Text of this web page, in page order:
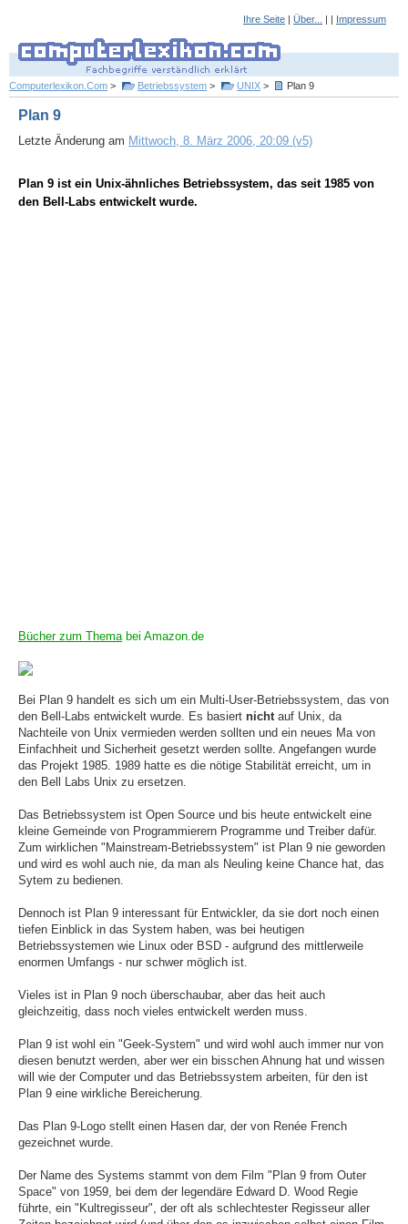
Ihre Seite | Über... | | Impressum
Computerlexikon.Com > Betriebssystem > UNIX > Plan 9
Plan 9
Letzte Änderung am Mittwoch, 8. März 2006, 20:09 (v5)
Plan 9 ist ein Unix-ähnliches Betriebssystem, das seit 1985 von
den Bell-Labs entwickelt wurde.
Bücher zum Themabei Amazon.de
Bei Plan 9 handelt es sich um ein Multi-User-Betriebssystem, das von
den Bell-Labs entwickelt wurde. Es basiert nichtauf Unix, da
Nachteile von Unix vermieden werden sollten und ein neues Ma von
Einfachheit und Sicherheit gesetzt werden sollte. Angefangen wurde
das Projekt 1985. 1989 hatte es die nötige Stabilität erreicht, um in
den Bell Labs Unix zu ersetzen.
Das Betriebssystem ist Open Source und bis heute entwickelt eine
kleine Gemeinde von Programmierern Programme und Treiber dafür.
Zum wirklichen "Mainstream-Betriebssystem" ist Plan 9 nie geworden
und wird es wohl auch nie, da man als Neuling keine Chance hat, das
Sytem zu bedienen.
Dennoch ist Plan 9 interessant für Entwickler, da sie dort noch einen
tiefen Einblick in das System haben, was bei heutigen
Betriebssystemen wie Linux oder BSD - aufgrund des mittlerweile
enormen Umfangs - nur schwer möglich ist.
Vieles ist in Plan 9 noch überschaubar, aber das heit auch
gleichzeitig, dass noch vieles entwickelt werden muss.
Plan 9 ist wohl ein "Geek-System" und wird wohl auch immer nur von
diesen benutzt werden, aber wer ein bisschen Ahnung hat und wissen
will wie der Computer und das Betriebssystem arbeiten, für den ist
Plan 9 eine wirkliche Bereicherung.
Das Plan 9-Logo stellt einen Hasen dar, der von Renée French
gezeichnet wurde.
Der Name des Systems stammt von dem Film "Plan 9 from Outer
Space" von 1959, bei dem der legendäre Edward D. Wood Regie
führte, ein "Kultregisseur", der oft als schlechtester Regisseur aller